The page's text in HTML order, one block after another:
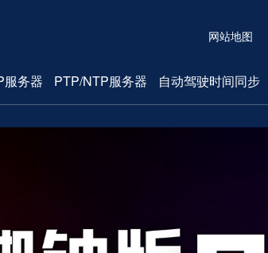
网站地图
服务器 PTP/NTP服务器 自动驾驶时间同步